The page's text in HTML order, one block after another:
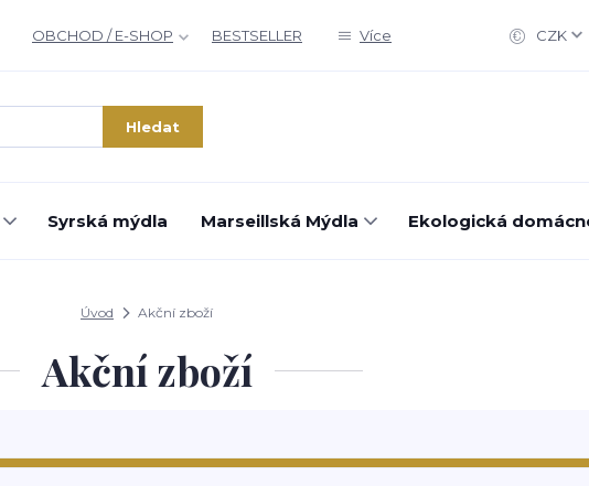
OBCHOD / E-SHOP BESTSELLER Více CZK
Hledat
Syrská mýdla Marseillská Mýdla Ekologická
Úvod Akční zboží
Akční zboží